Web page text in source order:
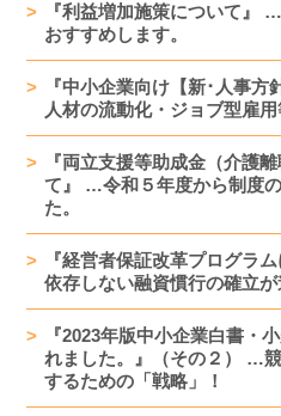
『利益増加施策について』
おすすめします。
『中小企業向け【新･人事
人材の流動化・ジョブ型雇
『両立支援等助成金（介護
て』 …令和５年度から制度
た。
『経営者保証改革プログラ
依存しない融資慣行の確立が
『2023年版中小企業白書・
れました。』（その２） …
するための「戦略」！